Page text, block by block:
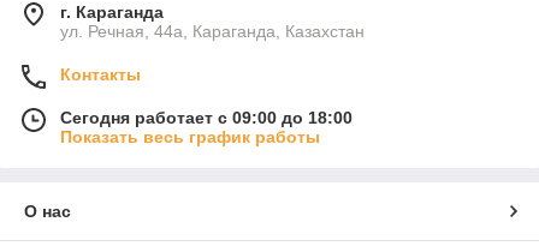
г. Караганда
ул. Речная, 44а, Караганда, Казахстан
Контакты
Сегодня работает с 09:00 до 18:00
Показать весь график работы
О нас